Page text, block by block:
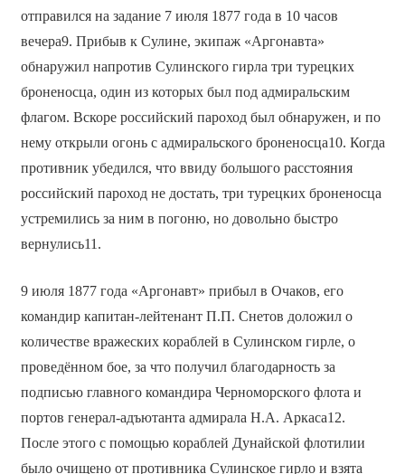
отправился на задание 7 июля 1877 года в 10 часов
вечера9. Прибыв к Сулине, экипаж «Аргонавта»
обнаружил напротив Сулинского гирла три турецких
броненосца, один из которых был под адмиральским
флагом. Вскоре российский пароход был обнаружен, и по
нему открыли огонь с адмиральского броненосца10. Когда
противник убедился, что ввиду большого расстояния
российский пароход не достать, три турецких броненосца
устремились за ним в погоню, но довольно быстро
вернулись11.
9 июля 1877 года «Аргонавт» прибыл в Очаков, его
командир капитан-лейтенант П.П. Снетов доложил о
количестве вражеских кораблей в Сулинском гирле, о
проведённом бое, за что получил благодарность за
подписью главного командира Черноморского флота и
портов генерал-адъютанта адмирала Н.А. Аркаса12.
После этого с помощью кораблей Дунайской флотилии
было очищено от противника Сулинское гирло и взята